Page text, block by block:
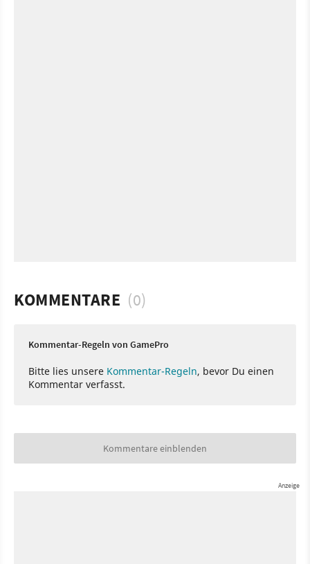
KOMMENTARE (0)
Kommentar-Regeln von GamePro
Bitte lies unsere Kommentar-Regeln, bevor Du einen
Kommentar verfasst.
Kommentare einblenden